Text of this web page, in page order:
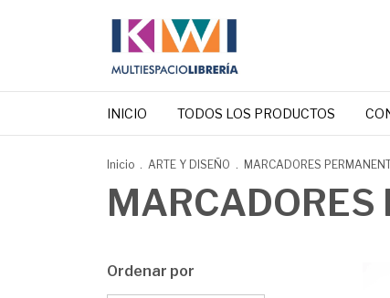
INICIO TODOS LOS PRODUCTOS
Inicio . ARTE Y DISEÑO . MARCADORES
Ordenar por